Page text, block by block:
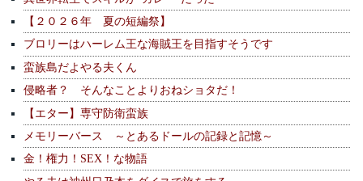
【２０２６年 夏の短編祭】
ブロリーはハーレム王な海賊王を目指すそうです
蛮族島だよやる夫くん
侵略者？ そんなことよりおねショタだ！
【エター】専守防衛蛮族
メモリーバース ～とあるドールの記録と記憶～
金！権力！SEX！な物語